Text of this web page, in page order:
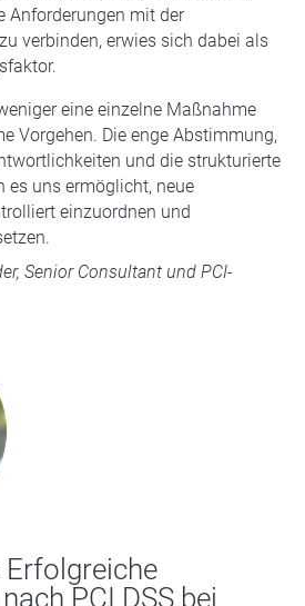
Anforderungen mit der
verbinden, erwies sich dabei als
eine einzelne Maßnahme
Vorgehen. Die enge Abstimmung,
und die strukturierte
es uns ermöglicht, neue
einzuordnen und
Senior Consultant und PCI-
Erfolgreiche
PCI DSS bei